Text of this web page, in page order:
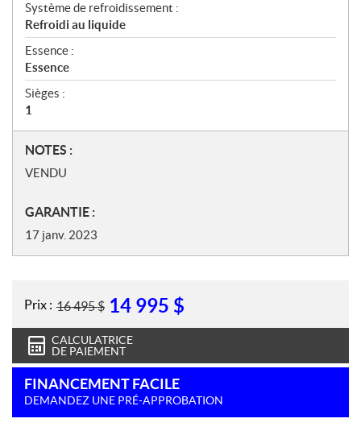
Système de refroidissement :
Refroidi au liquide
Essence :
Essence
Sièges :
1
N
o
e
s
NOTES :
VENDU
GARANTIE :
17 janv. 2023
Prix : 16 495$ 14 995 $
CALCULATRICE
DE PAIEMENT
FINANCEMENT FACILE
DEMANDEZ UNE PRÉ-APPROBATION